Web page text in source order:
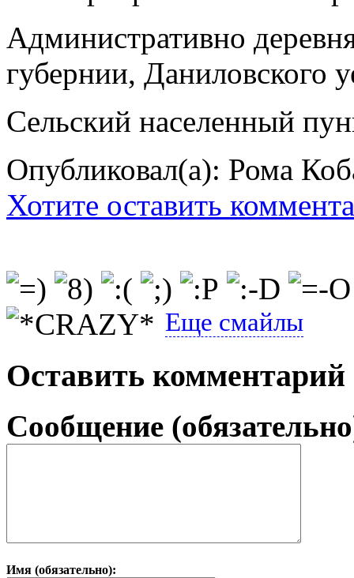
Административно
губернии, Даниловского
Сельский населенный
Опубликовал(а): Рома
Хотите оставить
Еще смайлы
Оставить комментарий
Сообщение
Имя (обязательно):